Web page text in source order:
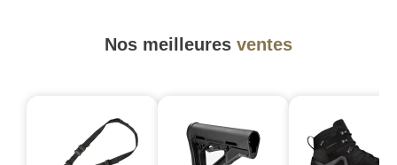
Nos meilleures ventes